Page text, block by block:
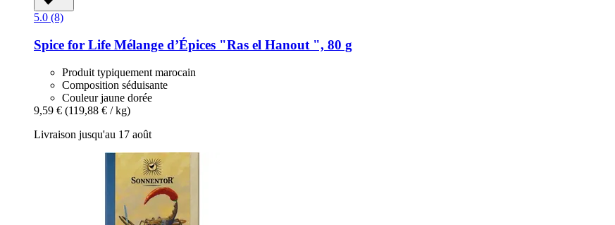
5.0 (8)
Spice for Life Mélange d’Épices "Ras el Hanout ", 80 g
Produit typiquement marocain
Composition séduisante
Couleur jaune dorée
9,59 € (119,88 € / kg)
Livraison jusqu'au 17 août